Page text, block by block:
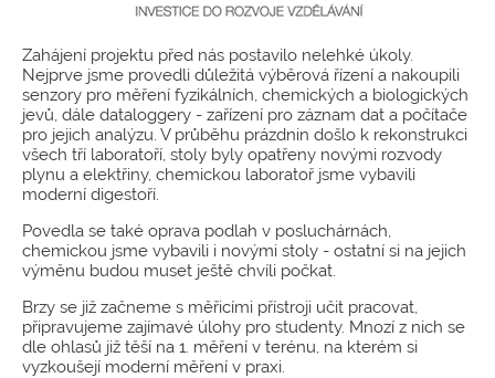
Zahájení projektu před nás postavilo nelehké úkoly.
Nejprve jsme provedli důležitá výběrová řízení a nakoupili
senzory pro měření fyzikálních, chemických a biologických
jevů, dále dataloggery - zařízení pro záznam dat a počítače
pro jejich analýzu. V průběhu prázdnin došlo k rekonstrukci
všech tří laboratoří, stoly byly opatřeny novými rozvody
plynu a elektřiny, chemickou laboratoř jsme vybavili
moderní digestoří.
Povedla se také oprava podlah v posluchárnách,
chemickou jsme vybavili i novými stoly - ostatní si na jejich
výměnu budou muset ještě chvíli počkat.
Brzy se již začneme s měřicími přístroji učit pracovat,
připravujeme zajímavé úlohy pro studenty. Mnozí z nich se
dle ohlasů již těší na 1. měření v terénu, na kterém si
vyzkoušejí moderní měření v praxi.